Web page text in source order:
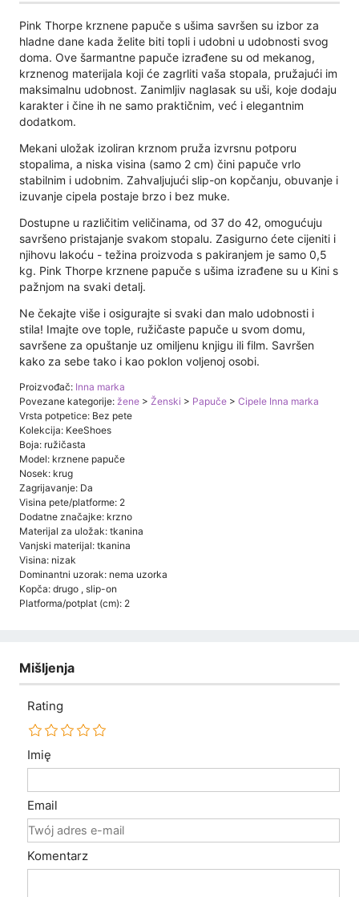
Pink Thorpe krznene papuče s ušima savršen su izbor za
hladne dane kada želite biti topli i udobni u udobnosti svog
doma. Ove šarmantne papuče izrađene su od mekanog,
krznenog materijala koji će zagrliti vaša stopala, pružajući im
maksimalnu udobnost. Zanimljiv naglasak su uši, koje dodaju
karakter i čine ih ne samo praktičnim, već i elegantnim
dodatkom.
Mekani uložak izoliran krznom pruža izvrsnu potporu
stopalima, a niska visina (samo 2 cm) čini papuče vrlo
stabilnim i udobnim. Zahvaljujući slip-on kopčanju, obuvanje i
izuvanje cipela postaje brzo i bez muke.
Dostupne u različitim veličinama, od 37 do 42, omogućuju
savršeno pristajanje svakom stopalu. Zasigurno ćete cijeniti i
njihovu lakoću - težina proizvoda s pakiranjem je samo 0,5
kg. Pink Thorpe krznene papuče s ušima izrađene su u Kini s
pažnjom na svaki detalj.
Ne čekajte više i osigurajte si svaki dan malo udobnosti i
stila! Imajte ove tople, ružičaste papuče u svom domu,
savršene za opuštanje uz omiljenu knjigu ili film. Savršen
kako za sebe tako i kao poklon voljenoj osobi.
Proizvođač: Inna marka
Povezane kategorije: žene > Ženski > Papuče > Cipele Inna marka
Vrsta potpetice: Bez pete
Kolekcija: KeeShoes
Boja: ružičasta
Model: krznene papuče
Nosek: krug
Zagrijavanje: Da
Visina pete/platforme: 2
Dodatne značajke: krzno
Materijal za uložak: tkanina
Vanjski materijal: tkanina
Visina: nizak
Dominantni uzorak: nema uzorka
Kopča: drugo , slip-on
Platforma/potplat (cm): 2
Mišljenja
Rating
Imię
Email
Komentarz